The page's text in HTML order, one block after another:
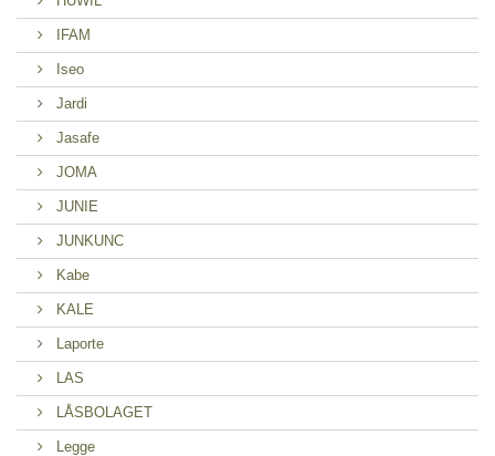
IFAM
Iseo
Jardi
Jasafe
JOMA
JUNIE
JUNKUNC
Kabe
KALE
Laporte
LAS
LÅSBOLAGET
Legge